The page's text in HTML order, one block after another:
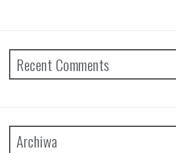
Recent Comments
Archiwa